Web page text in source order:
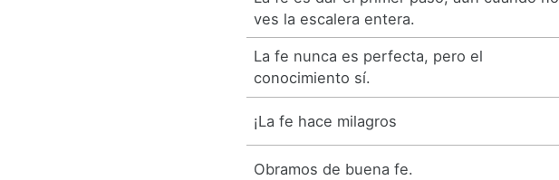
ves la escalera entera.
La fe nunca es perfecta, pero el
conocimiento sí.
¡La fe hace milagros
Obramos de buena fe.